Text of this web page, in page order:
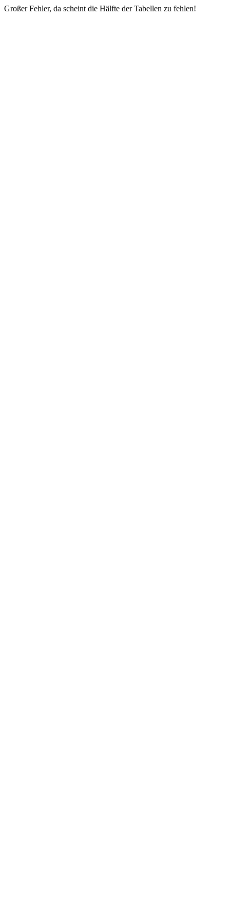
Großer Fehler, da scheint die Hälfte der Tabellen zu fehlen!